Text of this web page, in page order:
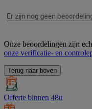
Onze beoordelingen zijn
onze verificatie- en
Terug naar boven
Offerte binnen 48u